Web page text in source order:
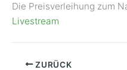
Die Preisverleihung zum
Livestream
ZURÜCK